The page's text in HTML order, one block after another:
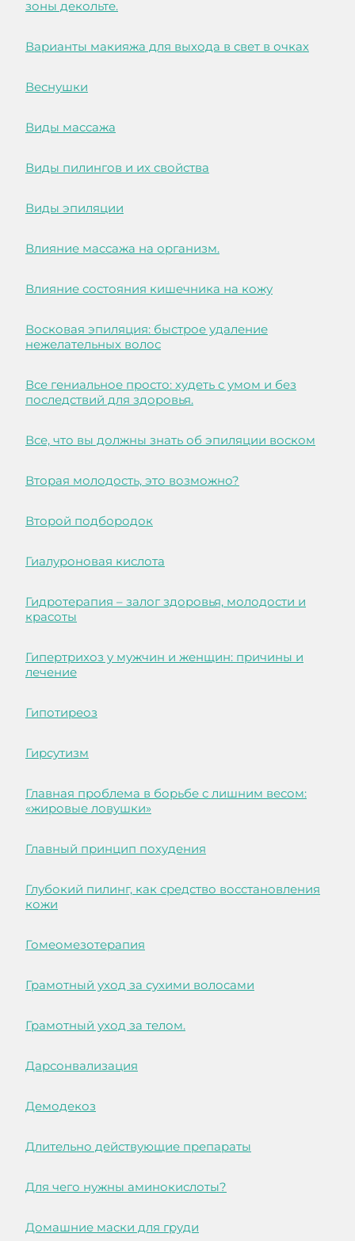
зоны декольте.
Варианты макияжа для выхода в свет в очках
Веснушки
Виды массажа
Виды пилингов и их свойства
Виды эпиляции
Влияние массажа на организм.
Влияние состояния кишечника на кожу
Восковая эпиляция: быстрое удаление
нежелательных волос
Все гениальное просто: худеть с умом и без
последствий для здоровья.
Все, что вы должны знать об эпиляции воском
Вторая молодость, это возможно?
Второй подбородок
Гиалуроновая кислота
Гидротерапия – залог здоровья, молодости и
красоты
Гипертрихоз у мужчин и женщин: причины и
лечение
Гипотиреоз
Гирсутизм
Главная проблема в борьбе с лишним весом:
«жировые ловушки»
Главный принцип похудения
Глубокий пилинг, как средство восстановления
кожи
Гомеомезотерапия
Грамотный уход за сухими волосами
Грамотный уход за телом.
Дарсонвализация
Демодекоз
Длительно действующие препараты
Для чего нужны аминокислоты?
Домашние маски для груди